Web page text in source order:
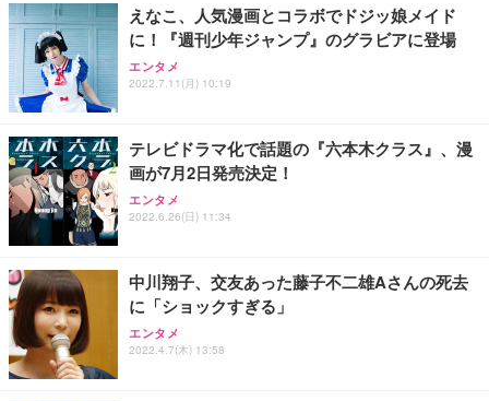
えなこ、人気漫画とコラボでドジッ娘メイド
に！『週刊少年ジャンプ』のグラビアに登場
エンタメ
2022.7.11(月) 10:19
テレビドラマ化で話題の『六本木クラス』、漫
画が7月2日発売決定！
エンタメ
2022.6.26(日) 11:34
中川翔子、交友あった藤子不二雄Aさんの死去
に「ショックすぎる」
エンタメ
2022.4.7(木) 13:58